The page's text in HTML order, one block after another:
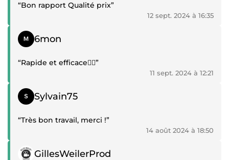
“Bon rapport Qualité prix”
12 sept. 2024 à 16:35
Témoignage positif
6mon
“Rapide et efficace👌🏻”
11 sept. 2024 à 12:21
Témoignage positif
Sylvain75
“Très bon travail, merci !”
14 août 2024 à 18:50
Témoignage positif
GillesWeilerProd